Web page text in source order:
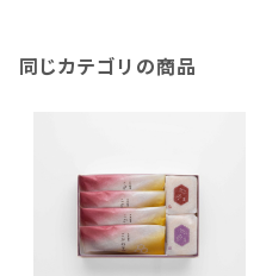
同じカテゴリの商品